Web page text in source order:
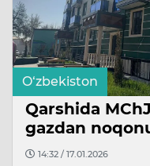
O‘zbekiston
Qarshida
gazdan
14:32 / 17.01.2026